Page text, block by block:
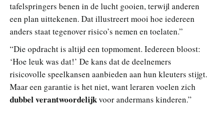
tafelspringers benen in de lucht gooien, terwijl anderen
een plan uittekenen. Dat illustreert mooi hoe iedereen
anders staat tegenover risico’s nemen en toelaten.”
“Die opdracht is altijd een topmoment. Iedereen bloost:
‘Hoe leuk was dat!’ De kans dat de deelnemers
risicovolle speelkansen aanbieden aan hun kleuters stijgt.
Maar een garantie is het niet, want leraren voelen zich
dubbel verantwoordelijkvoor andermans kinderen.”